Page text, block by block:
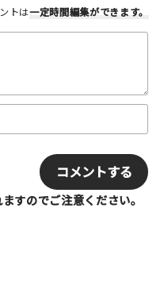
インスケート
BMX
数可能）
ファミリー向け
女性多い
トは一定時間編集ができます。
N
*
すのでご注意ください。